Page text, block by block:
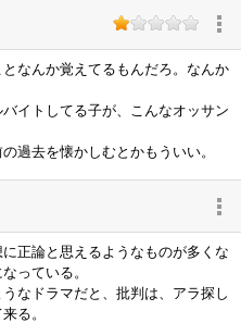
なんか覚えてるもんだろ。なんか
イトしてる子が、こんなオッサン
過去を懐かしむとかもういい。
正論と思えるようなものが多くな
っている。
なドラマだと、批判は、アラ探し
る。